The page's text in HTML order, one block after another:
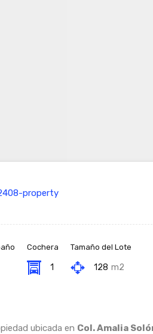
property
Cochera
1
Tamaño del Lote
128 m2
ubicada en Col. Amalia